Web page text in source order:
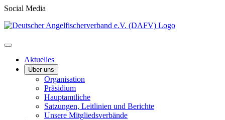
Social Media
Aktuelles
Über uns
Organisation
Präsidium
Hauptamtliche
Satzungen, Leitlinien und Berichte
Unsere Mitgliedsverbände